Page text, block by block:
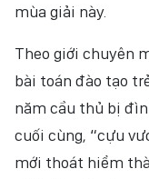
mùa giải này.
Theo giới chuyên
bài toán đào tạo
năm cầu thủ bị
cuối cùng, “cựu
mới thoát hiểm